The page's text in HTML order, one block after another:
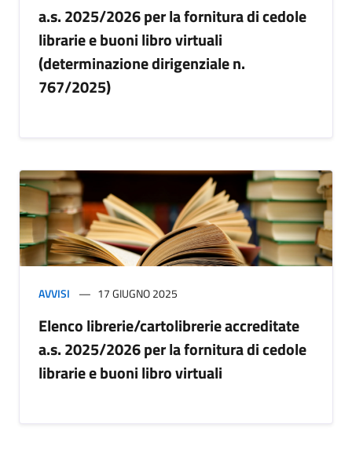
a.s. 2025/2026 per la fornitura di cedole
librarie e buoni libro virtuali
(determinazione dirigenziale n.
767/2025)
AVVISI 17 GIUGNO 2025
Elenco librerie/cartolibrerie accreditate
a.s. 2025/2026 per la fornitura di cedole
librarie e buoni libro virtuali